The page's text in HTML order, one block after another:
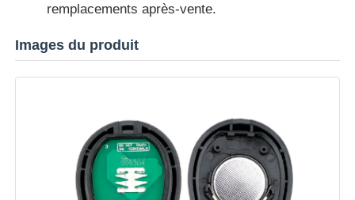
Clés automatiques
Blade de clé de voiture
Fraise à chanfreiner simple
remplacements après-vente.
Images du produit